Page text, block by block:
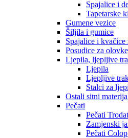
Spajalice i
Tapetarske
Gumene vezice
Šiljila i gumice
Spajalice i kvačice
Posudice za
Ljepila, ljepljive
Ljepila
Ljepljive
Stalci za
Ostali sitni
Pečati
Pečati Trodat
Zamjenski
Pečati Colop